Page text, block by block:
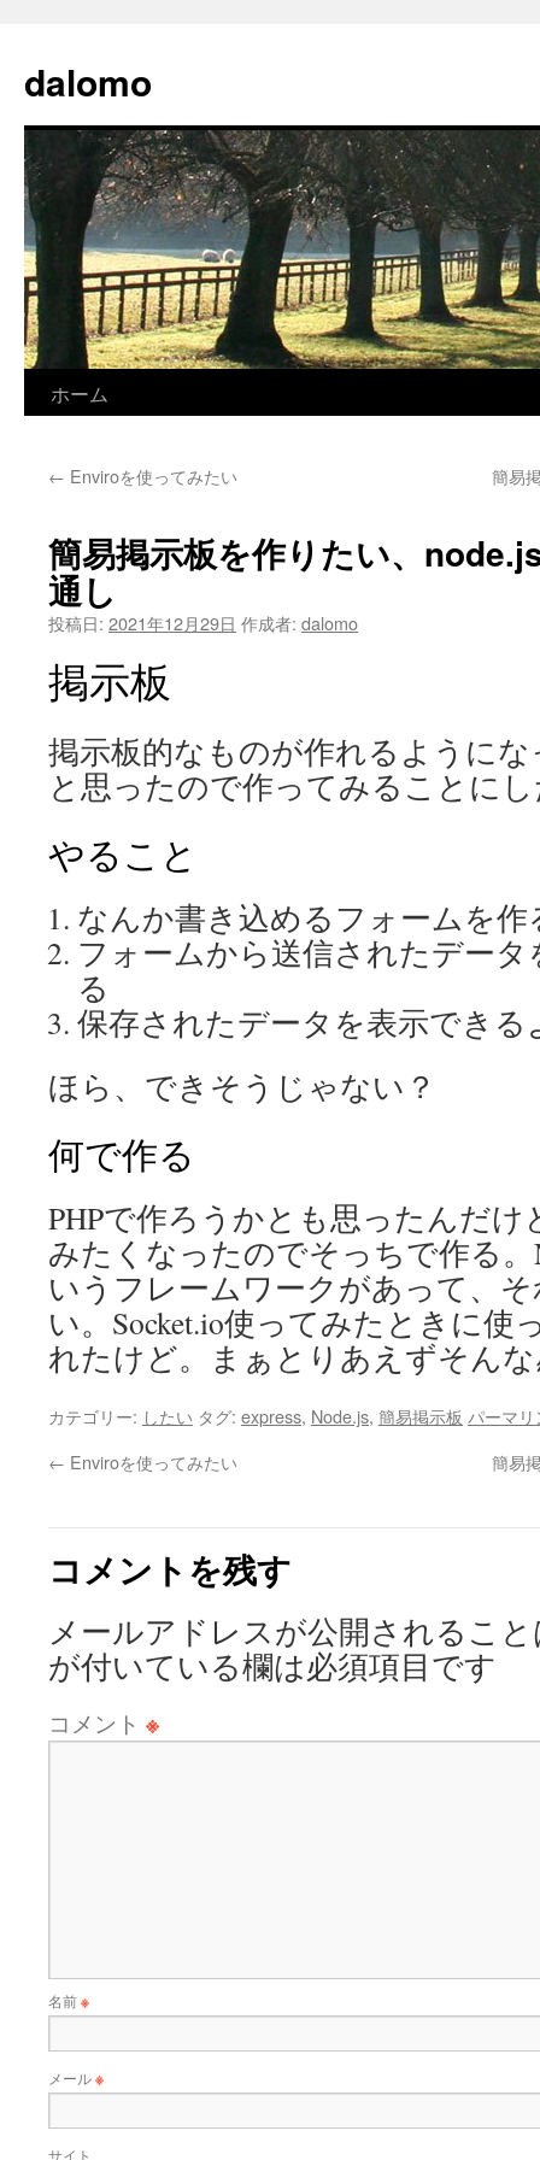
テ
ン
ス
キ
ッ
プ
dalomo
ホーム
← Enviroを使ってみたい 簡易
簡易掲示板を作りたい、
通し
投稿日: 2021年12月29日 作成者: dalomo
掲示板
掲示板的なものが作れるように
と思ったので作ってみることに
やること
なんか書き込めるフォームを作
フォームから送信されたデー
る
保存されたデータを表示できる
ほら、できそうじゃない？
何で作る
PHPで作ろうかとも思ったんだけ
みたくなったのでそっちで作る。
いうフレームワークがあって、
い。Socket.io使ってみたときに使
れたけど。まぁとりあえずそん
カテゴリー: したい タグ: express, Node.js, 簡易掲示板 パーマ
← Enviroを使ってみたい 簡易
コメントを残す
メールアドレスが公開されるこ
が付いている欄は必須項目です
コメント ※
名前※
メール※
サイト